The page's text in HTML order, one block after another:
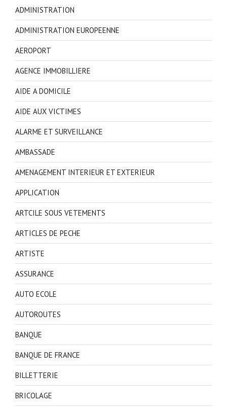
ADMINISTRATION
ADMINISTRATION EUROPEENNE
AEROPORT
AGENCE IMMOBILLIERE
AIDE A DOMICILE
AIDE AUX VICTIMES
ALARME ET SURVEILLANCE
AMBASSADE
AMENAGEMENT INTERIEUR ET EXTERIEUR
APPLICATION
ARTCILE SOUS VETEMENTS
ARTICLES DE PECHE
ARTISTE
ASSURANCE
AUTO ECOLE
AUTOROUTES
BANQUE
BANQUE DE FRANCE
BILLETTERIE
BRICOLAGE